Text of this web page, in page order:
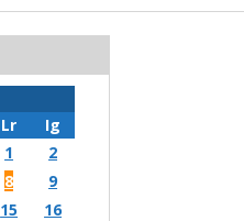
Lr
Ig
1
2
8
9
15
16